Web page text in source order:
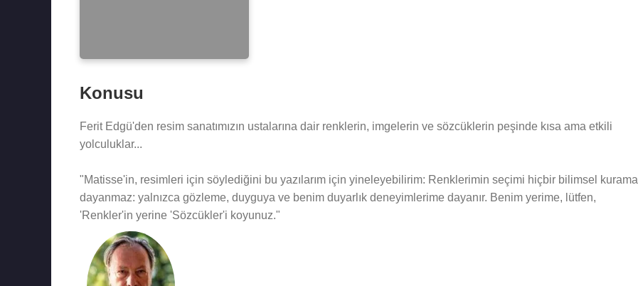
Konusu
Ferit Edgü'den resim sanatımızın ustalarına dair renklerin, imgelerin ve sözcüklerin peşinde kısa ama etkili
yolculuklar...
"Matisse'in, resimleri için söylediğini bu yazılarım için yineleyebilirim: Renklerimin seçimi hiçbir bilimsel kurama
dayanmaz: yalnızca gözleme, duyguya ve benim duyarlık deneyimlerime dayanır. Benim yerime, lütfen,
'Renkler'in yerine 'Sözcükler'i koyunuz."